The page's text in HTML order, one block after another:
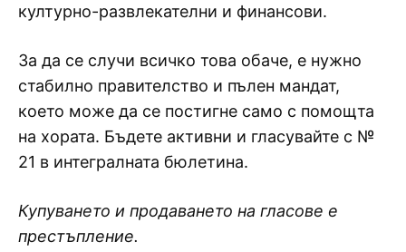
културно-развлекателни и финансови.
За да се случи всичко това обаче, е нужно
стабилно правителство и пълен мандат,
което може да се постигне само с помощта
на хората. Бъдете активни и гласувайте с №
21 в интегралната бюлетина.
Купуването и продаването на гласове е
престъпление.